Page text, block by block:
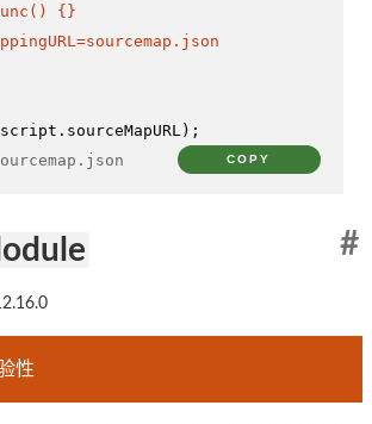
{}
sourceMapURL
COPY
#
性